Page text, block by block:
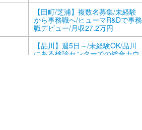
【田町/芝浦】複数名募集/未経験
から事務職へ/ヒューマR&Dで事務
職デビュー/月収27.2万円
【品川】週5日～/未経験OK/品川
にある検診センターでの総合カウ